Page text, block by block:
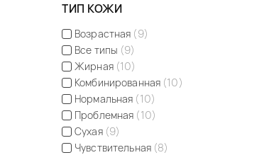
ТИП КОЖИ
Возрастная (9)
Все типы (9)
Жирная (10)
Комбинированная (10)
Нормальная (10)
Проблемная (10)
Сухая (9)
Чувствительная (8)